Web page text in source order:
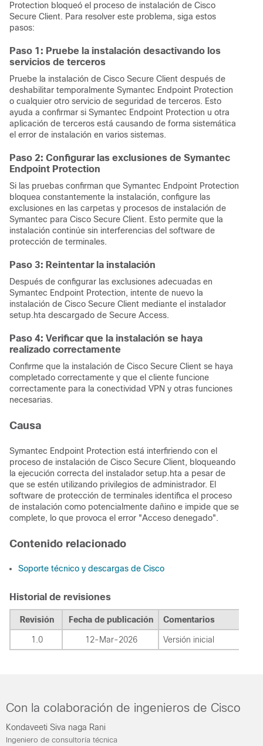
Protection bloqueó el proceso de instalación de Cisco
Secure Client. Para resolver este problema, siga estos
pasos:
Paso 1: Pruebe la instalación desactivando los
servicios de terceros
Pruebe la instalación de Cisco Secure Client después de
deshabilitar temporalmente Symantec Endpoint Protection
o cualquier otro servicio de seguridad de terceros. Esto
ayuda a confirmar si Symantec Endpoint Protection u otra
aplicación de terceros está causando de forma sistemática
el error de instalación en varios sistemas.
Paso 2: Configurar las exclusiones de Symantec
Endpoint Protection
Si las pruebas confirman que Symantec Endpoint Protection
bloquea constantemente la instalación, configure las
exclusiones en las carpetas y procesos de instalación de
Symantec para Cisco Secure Client. Esto permite que la
instalación continúe sin interferencias del software de
protección de terminales.
Paso 3: Reintentar la instalación
Después de configurar las exclusiones adecuadas en
Symantec Endpoint Protection, intente de nuevo la
instalación de Cisco Secure Client mediante el instalador
setup.hta descargado de Secure Access.
Paso 4: Verificar que la instalación se haya
realizado correctamente
Confirme que la instalación de Cisco Secure Client se haya
completado correctamente y que el cliente funcione
correctamente para la conectividad VPN y otras funciones
necesarias.
Causa
Symantec Endpoint Protection está interfiriendo con el
proceso de instalación de Cisco Secure Client, bloqueando
la ejecución correcta del instalador setup.hta a pesar de
que se estén utilizando privilegios de administrador. El
software de protección de terminales identifica el proceso
de instalación como potencialmente dañino e impide que se
complete, lo que provoca el error "Acceso denegado".
Contenido relacionado
Soporte técnico y descargas de Cisco
Historial de revisiones
Revisión Fecha de publicación Comentarios
1.0 12-Mar-2026 Versión inicial
Con la colaboración de ingenieros de Cisco
Kondaveeti Siva naga Rani
Ingeniero de consultoría técnica